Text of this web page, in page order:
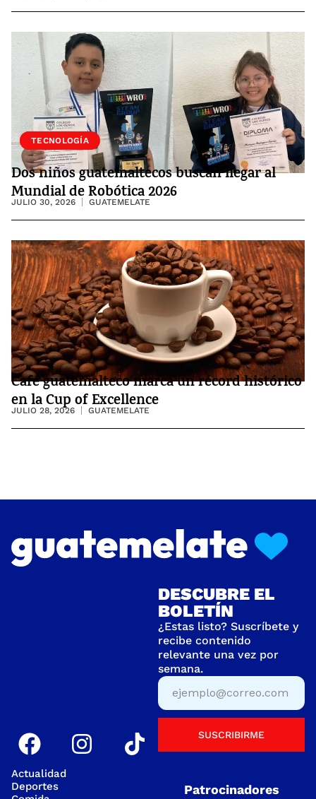
SOCIEDAD
TECNOLOGÍA
Dos niños guatemaltecos buscan llegar al
Mundial de Robótica 2026
JULIO 30, 2026 GUATEMELATE
Café guatemalteco marca un récord histórico
en la Cup of Excellence
JULIO 28, 2026 GUATEMELATE
Actualidad
Deportes
DESCUBRE EL
BOLETÍN
¿Estas listo? Suscríbete y
recibe contenido
relevante una vez por
semana.
SUSCRIBIRME
Patrocinadores